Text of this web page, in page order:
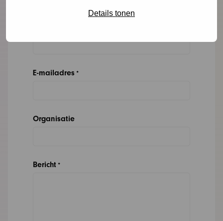
Details tonen
" geeft vereiste velden aan
E-mailadres *
Organisatie
Bericht *